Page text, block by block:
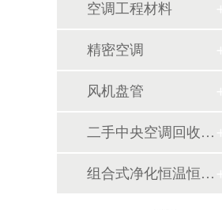
空调工程材料
精密空调
风机盘管
二手中央空调回收销售
组合式净化恒温恒湿机